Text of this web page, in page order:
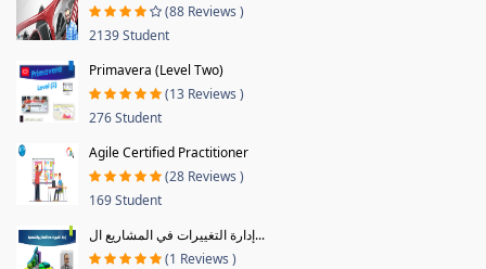
(88 Reviews )
2139 Student
Primavera (Level Two)
(13 Reviews )
276 Student
Agile Certified Practitioner
(28 Reviews )
169 Student
إدارة التغييرات في المشاريع ال...
(1 Reviews )